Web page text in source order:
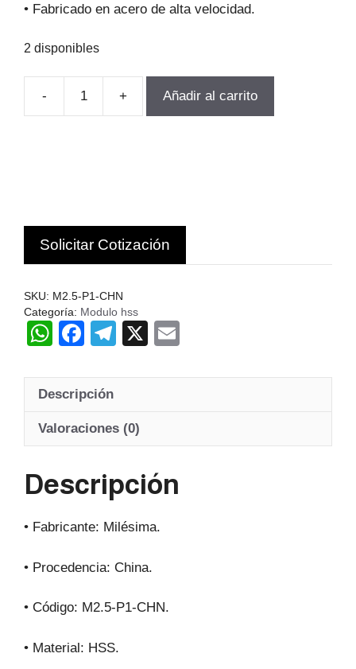
• Fabricado en acero de alta velocidad.
2 disponibles
-
FRESA
Z12-
13
Hss
+ Añadir al carrito
Solicitar Cotización
SKU: M2.5-P1-CHN
Categoría: Modulo hss
W
at
A
p
F
c
b
o
T
e
a
X
ail
Descripción
Valoraciones (0)
Descripción
• Fabricante: Milésima.
• Procedencia: China.
• Código: M2.5-P1-CHN.
• Material: HSS.